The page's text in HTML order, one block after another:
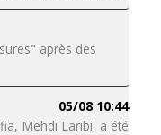
après des
05/08 10:44
Mehdi Laribi, a été